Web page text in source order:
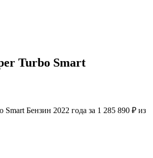
Turbo Smart
Smart Бензин 2022 года за 1 285 890 ₽ из